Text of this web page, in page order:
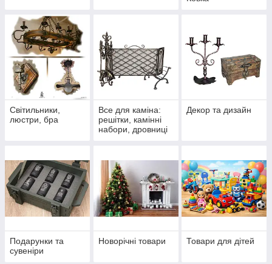
Світильники,
люстри, бра
Все для каміна:
решітки, камінні
набори, дровниці
Декор та дизайн
Подарунки та
сувеніри
Новорічні товари Товари для дітей